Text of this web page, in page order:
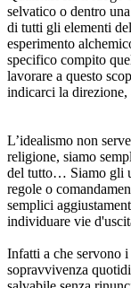
selvatico o dentro
di tutti gli elementi
esperimento
specifico compito
lavorare a questo
indicarci la
L’idealismo non
religione, siamo
del tutto… Siamo gli
regole o
semplici
individuare vie
Infatti a che servono
sopravvivenza